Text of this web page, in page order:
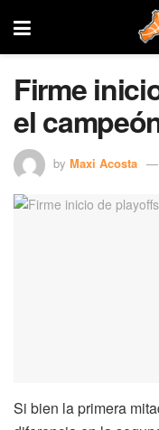
Firme
el
by Maxi Acosta
Si bien la primera